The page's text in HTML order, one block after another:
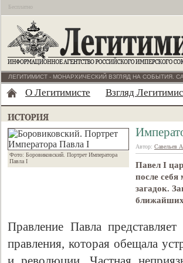
Бесплатно
ЛЕГИТИМИСТ - МОНАРХИЧЕСКИЙ ВЗГЛЯД НА СОБЫТИЯ.
О Легитимисте Взгляд
Фото: Боровиковский. Портрет Императора
Павла I
Автор: Савельев
Павел I
после себя
загадок.
Правление Павла
правления, которая обещала